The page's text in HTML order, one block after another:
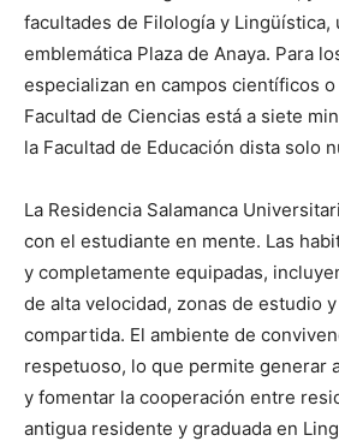
facultades de Filología y Lingüística,
emblemática Plaza de Anaya. Para
especializan en campos científicos
Facultad de Ciencias está a siete
la Facultad de Educación dista solo
La Residencia Salamanca
con el estudiante en mente. Las
y completamente equipadas,
de alta velocidad, zonas de estudio
compartida. El ambiente de
respetuoso, lo que permite generar
y fomentar la cooperación entre
antigua residente y graduada en